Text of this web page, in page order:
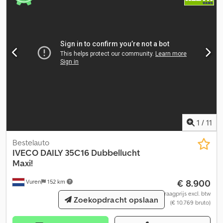
1 / 11
Vuren 152 km
Bestelauto
IVECO DAILY 35C16 Dubbellucht
Maxi!
€ 8.900
vraagprijs excl. btw
(€ 10.769 bruto)
Zoekopdracht opslaan